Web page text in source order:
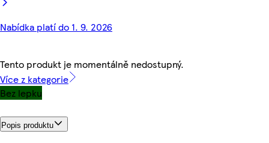
Nabídka platí do 1. 9. 2026
Tento produkt je momentálně nedostupný.
Více z kategorie
Bez lepku
Popis produktu